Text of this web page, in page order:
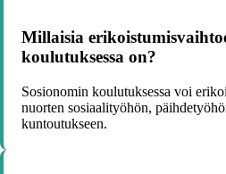
Millaisia
koulutuksessa on?
Sosionomin koulutuksessa voi
nuorten sosiaalityöhön,
kuntoutukseen.